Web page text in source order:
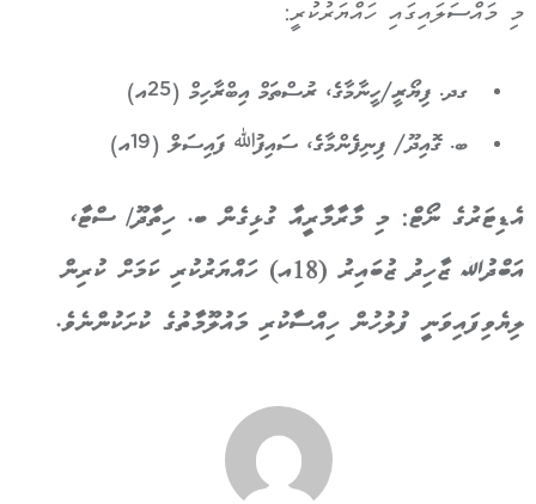
މި މައްސަލައިގައި ހައްޔަރުކުރީ:
ގދ. ފިޔޯރީ/ހީނާމާގެ، ރުސްތަމް އިބްރާހިމް (25އ)
ބ. ގޮއިދޫ/ ފިނިފެންމާގެ، ސައިފުﷲ ފައިސަލް (19އ)
އެޑިޓަރުގެ ނޯޓް: މި މާރާމާރީއާ ގުޅިގެން ބ. ހިތާދޫ/ ސްޓާ،
އަބްދުﷲ ޒާހިދު ޒުބައިރު (18އ) ހައްޔަރުކުރި ކަމަށް ކުރިން
ލިޔެވިފައިވަނީ ފުލުހުން ހިއްސާކުރި މައުލޫމާތުގެ ކުށަކުންނެވެ.